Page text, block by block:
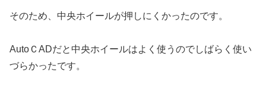
そのため、中央ホイールが押しにくかったのです。
AutoＣADだと中央ホイールはよく使うのでしばらく使い
づらかったです。